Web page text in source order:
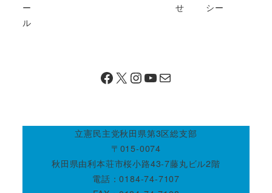
ー
ル
せ
シー
Facebook X Instagramhttps://www.youtube.com/@ogawanoriyoofficial メール
立憲民主党秋田県第3区総支部
〒015-0074
秋田県由利本荘市桜小路43-7藤丸ビル2階
電話：0184-74-7107